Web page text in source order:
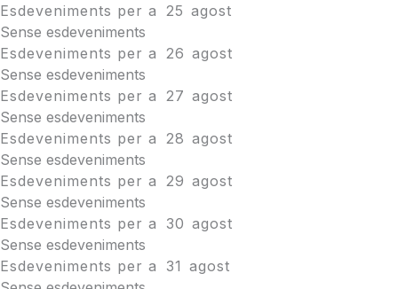
Esdeveniments per a
25 agost
Sense esdeveniments
Esdeveniments per a
26 agost
Sense esdeveniments
Esdeveniments per a
27 agost
Sense esdeveniments
Esdeveniments per a
28 agost
Sense esdeveniments
Esdeveniments per a
29 agost
Sense esdeveniments
Esdeveniments per a 30 agost
Sense esdeveniments
Esdeveniments per a 31 agost